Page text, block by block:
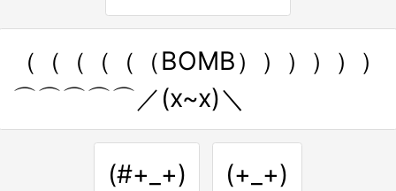
（（（（（（BOMB））））））
⌒⌒⌒⌒⌒／(x~x)＼
(#+_+) (+_+)